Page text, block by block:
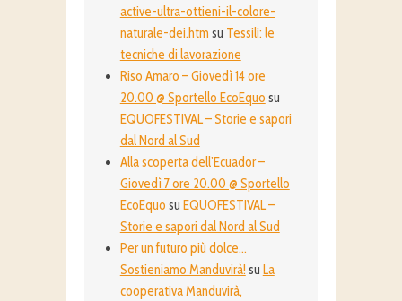
active-ultra-ottieni-il-colore-
naturale-dei.htm su Tessili: le
tecniche di lavorazione
Riso Amaro – Giovedì 14 ore
20.00 @ Sportello EcoEquo su
EQUOFESTIVAL – Storie e sapori
dal Nord al Sud
Alla scoperta dell’Ecuador –
Giovedì 7 ore 20.00 @ Sportello
EcoEquo su EQUOFESTIVAL –
Storie e sapori dal Nord al Sud
Per un futuro più dolce…
Sostieniamo Manduvirà! su La
cooperativa Manduvirà,